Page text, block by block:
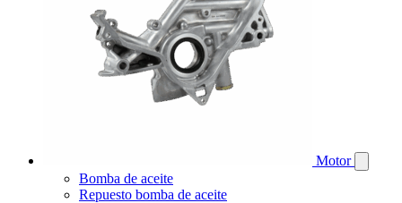
Motor
Bomba de aceite
Repuesto bomba de aceite